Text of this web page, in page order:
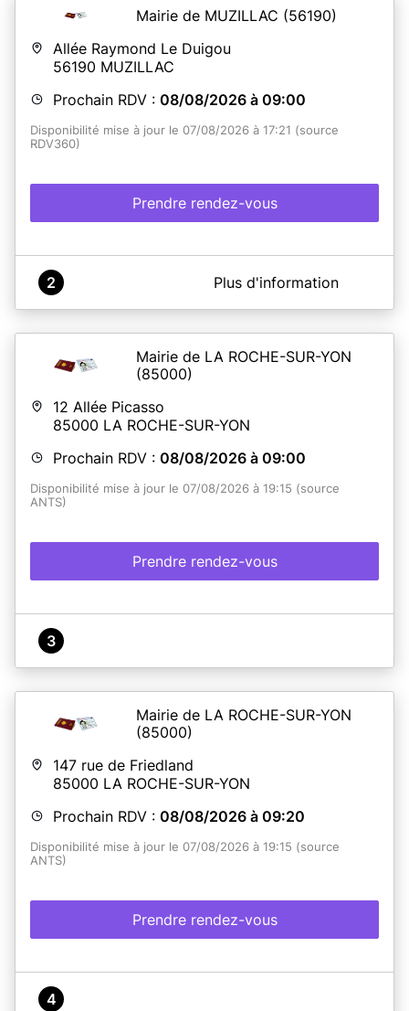
Mairie de MUZILLAC (56190)
Allée Raymond Le Duigou
56190 MUZILLAC
Prochain RDV : 08/08/2026 à 09:00
Disponibilité mise à jour le 07/08/2026 à 17:21 (source
RDV360)
Prendre rendez-vous
A propos de Mairie de Muzillac
VOS PIÈCES JUSTIFICATIVES ~
En savoir plus
2 Plus d'information
Mairie de LA ROCHE-SUR-YON
(85000)
12 Allée Picasso
85000 LA ROCHE-SUR-YON
Prochain RDV : 08/08/2026 à 09:00
Disponibilité mise à jour le 07/08/2026 à 19:15 (source
ANTS)
Prendre rendez-vous
3
Mairie de LA ROCHE-SUR-YON
(85000)
147 rue de Friedland
85000 LA ROCHE-SUR-YON
Prochain RDV : 08/08/2026 à 09:20
Disponibilité mise à jour le 07/08/2026 à 19:15 (source
ANTS)
Prendre rendez-vous
4